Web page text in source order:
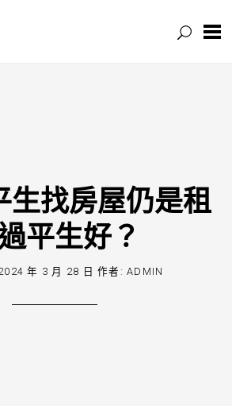
生找房屋仍是租
平生好？
年 3 月 28 日 作者:ADMIN